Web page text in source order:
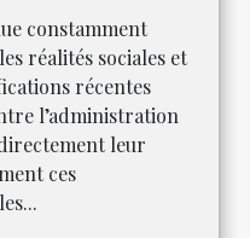
constamment
réalités sociales et
récentes
l’administration
leur
ces